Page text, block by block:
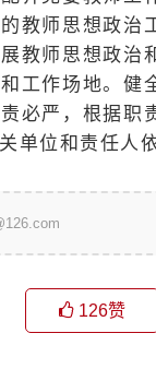
教师思想政治
教师思想政治
工作场地。健
必严，根据职
单位和责任人
126赞